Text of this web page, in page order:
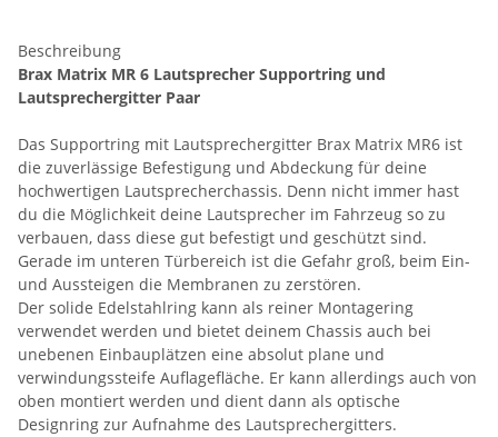
Beschreibung
Brax Matrix MR 6 Lautsprecher Supportring und
Lautsprechergitter Paar
Das Supportring mit Lautsprechergitter Brax Matrix MR6 ist
die zuverlässige Befestigung und Abdeckung für deine
hochwertigen Lautsprecherchassis. Denn nicht immer hast
du die Möglichkeit deine Lautsprecher im Fahrzeug so zu
verbauen, dass diese gut befestigt und geschützt sind.
Gerade im unteren Türbereich ist die Gefahr groß, beim Ein-
und Aussteigen die Membranen zu zerstören.
Der solide Edelstahlring kann als reiner Montagering
verwendet werden und bietet deinem Chassis auch bei
unebenen Einbauplätzen eine absolut plane und
verwindungssteife Auflagefläche. Er kann allerdings auch von
oben montiert werden und dient dann als optische
Designring zur Aufnahme des Lautsprechergitters.